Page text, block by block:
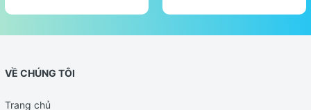
VỀ CHÚNG TÔI
Trang chủ